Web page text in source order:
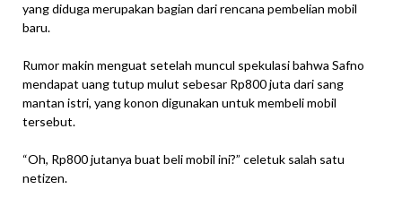
yang diduga merupakan bagian dari rencana pembelian mobil
baru.
Rumor makin menguat setelah muncul spekulasi bahwa Safno
mendapat uang tutup mulut sebesar Rp800 juta dari sang
mantan istri, yang konon digunakan untuk membeli mobil
tersebut.
“Oh, Rp800 jutanya buat beli mobil ini?” celetuk salah satu
netizen.